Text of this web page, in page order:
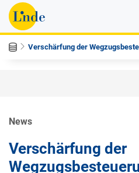
Verschärfung der
News
Verschärfung der